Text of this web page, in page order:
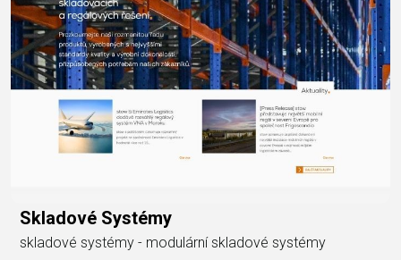
Skladové Systémy
skladové systémy - modulární skladové systémy